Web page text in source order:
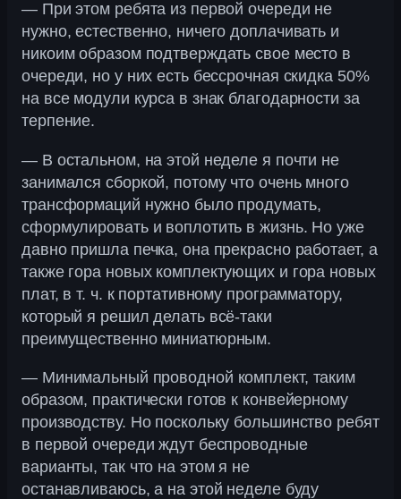
— При этом ребята из первой очереди не
нужно, естественно, ничего доплачивать и
никоим образом подтверждать свое место в
очереди, но у них есть бессрочная скидка 50%
на все модули курса в знак благодарности за
терпение.
— В остальном, на этой неделе я почти не
занимался сборкой, потому что очень много
трансформаций нужно было продумать,
сформулировать и воплотить в жизнь. Но уже
давно пришла печка, она прекрасно работает, а
также гора новых комплектующих и гора новых
плат, в т. ч. к портативному программатору,
который я решил делать всё-таки
преимущественно миниатюрным.
— Минимальный проводной комплект, таким
образом, практически готов к конвейерному
производству. Но поскольку большинство ребят
в первой очереди ждут беспроводные
варианты, так что на этом я не
останавливаюсь, а на этой неделе буду